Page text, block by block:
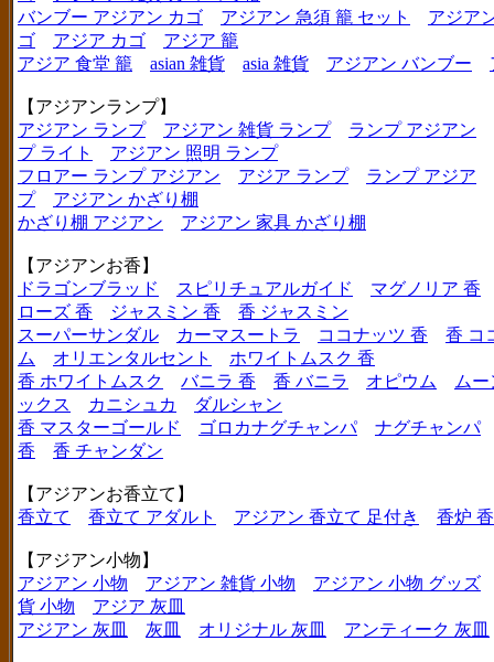
バンブー アジアン カゴ
アジアン 急須 籠 セット
アジア
ゴ
アジア カゴ
アジア 籠
アジア 食堂 籠
asian 雑貨 asia 雑貨 アジアン バンブー
【アジアンランプ】
アジアン ランプ
アジアン 雑貨 ランプ
ランプ アジアン
プ ライト
アジアン 照明 ランプ
フロアー ランプ アジアン
アジア ランプ
ランプ アジア
プ
アジアン かざり棚
かざり棚 アジアン
アジアン 家具 かざり棚
【アジアンお香】
ドラゴンブラッド
スピリチュアルガイド
マグノリア 香
ローズ 香
ジャスミン 香
香 ジャスミン
スーパーサンダル
カーマスートラ ココナッツ 香
香 コ
ム
オリエンタルセント
ホワイトムスク 香
香 ホワイトムスク
バニラ 香 香 バニラ オピウム
ムー
ックス
カニシュカ
ダルシャン
香 マスターゴールド
ゴロカナグチャンパ
ナグチャンパ
香
香 チャンダン
【アジアンお香立て】
香立て
香立て アダルト アジアン 香立て 足付き 香炉
【アジアン小物】
アジアン 小物
アジアン 雑貨 小物
アジアン 小物 グッズ
貨 小物
アジア 灰皿
アジアン 灰皿
灰皿 オリジナル 灰皿 アンティーク 灰皿